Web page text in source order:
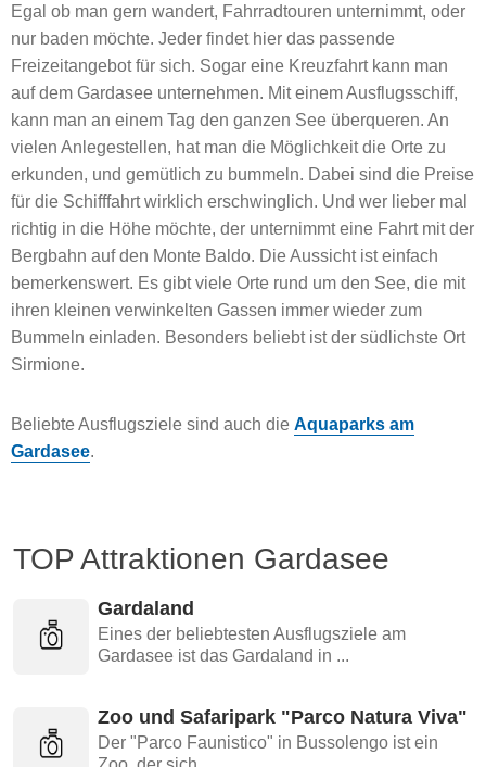
Egal ob man gern wandert, Fahrradtouren unternimmt, oder
nur baden möchte. Jeder findet hier das passende
Freizeitangebot für sich. Sogar eine Kreuzfahrt kann man
auf dem Gardasee unternehmen. Mit einem Ausflugsschiff,
kann man an einem Tag den ganzen See überqueren. An
vielen Anlegestellen, hat man die Möglichkeit die Orte zu
erkunden, und gemütlich zu bummeln. Dabei sind die Preise
für die Schifffahrt wirklich erschwinglich. Und wer lieber mal
richtig in die Höhe möchte, der unternimmt eine Fahrt mit der
Bergbahn auf den Monte Baldo. Die Aussicht ist einfach
bemerkenswert. Es gibt viele Orte rund um den See, die mit
ihren kleinen verwinkelten Gassen immer wieder zum
Bummeln einladen. Besonders beliebt ist der südlichste Ort
Sirmione.
Beliebte Ausflugsziele sind auch die Aquaparks am
Gardasee.
TOP Attraktionen Gardasee
Gardaland
Eines der beliebtesten Ausflugsziele am
Gardasee ist das Gardaland in ...
Zoo und Safaripark "Parco Natura Viva"
Der "Parco Faunistico" in Bussolengo ist ein